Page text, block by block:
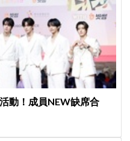
動！成員NEW缺席合